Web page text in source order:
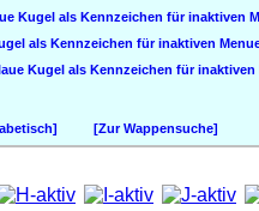
[Zur Wappensuche]